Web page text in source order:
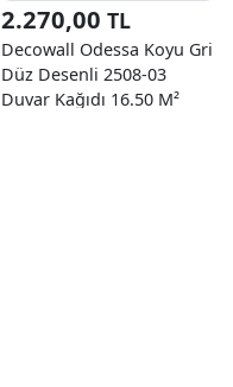
2.270,00 TL
Decowall Odessa Koyu Gri
Düz Desenli 2508-03
Duvar Kağıdı 16.50 M²